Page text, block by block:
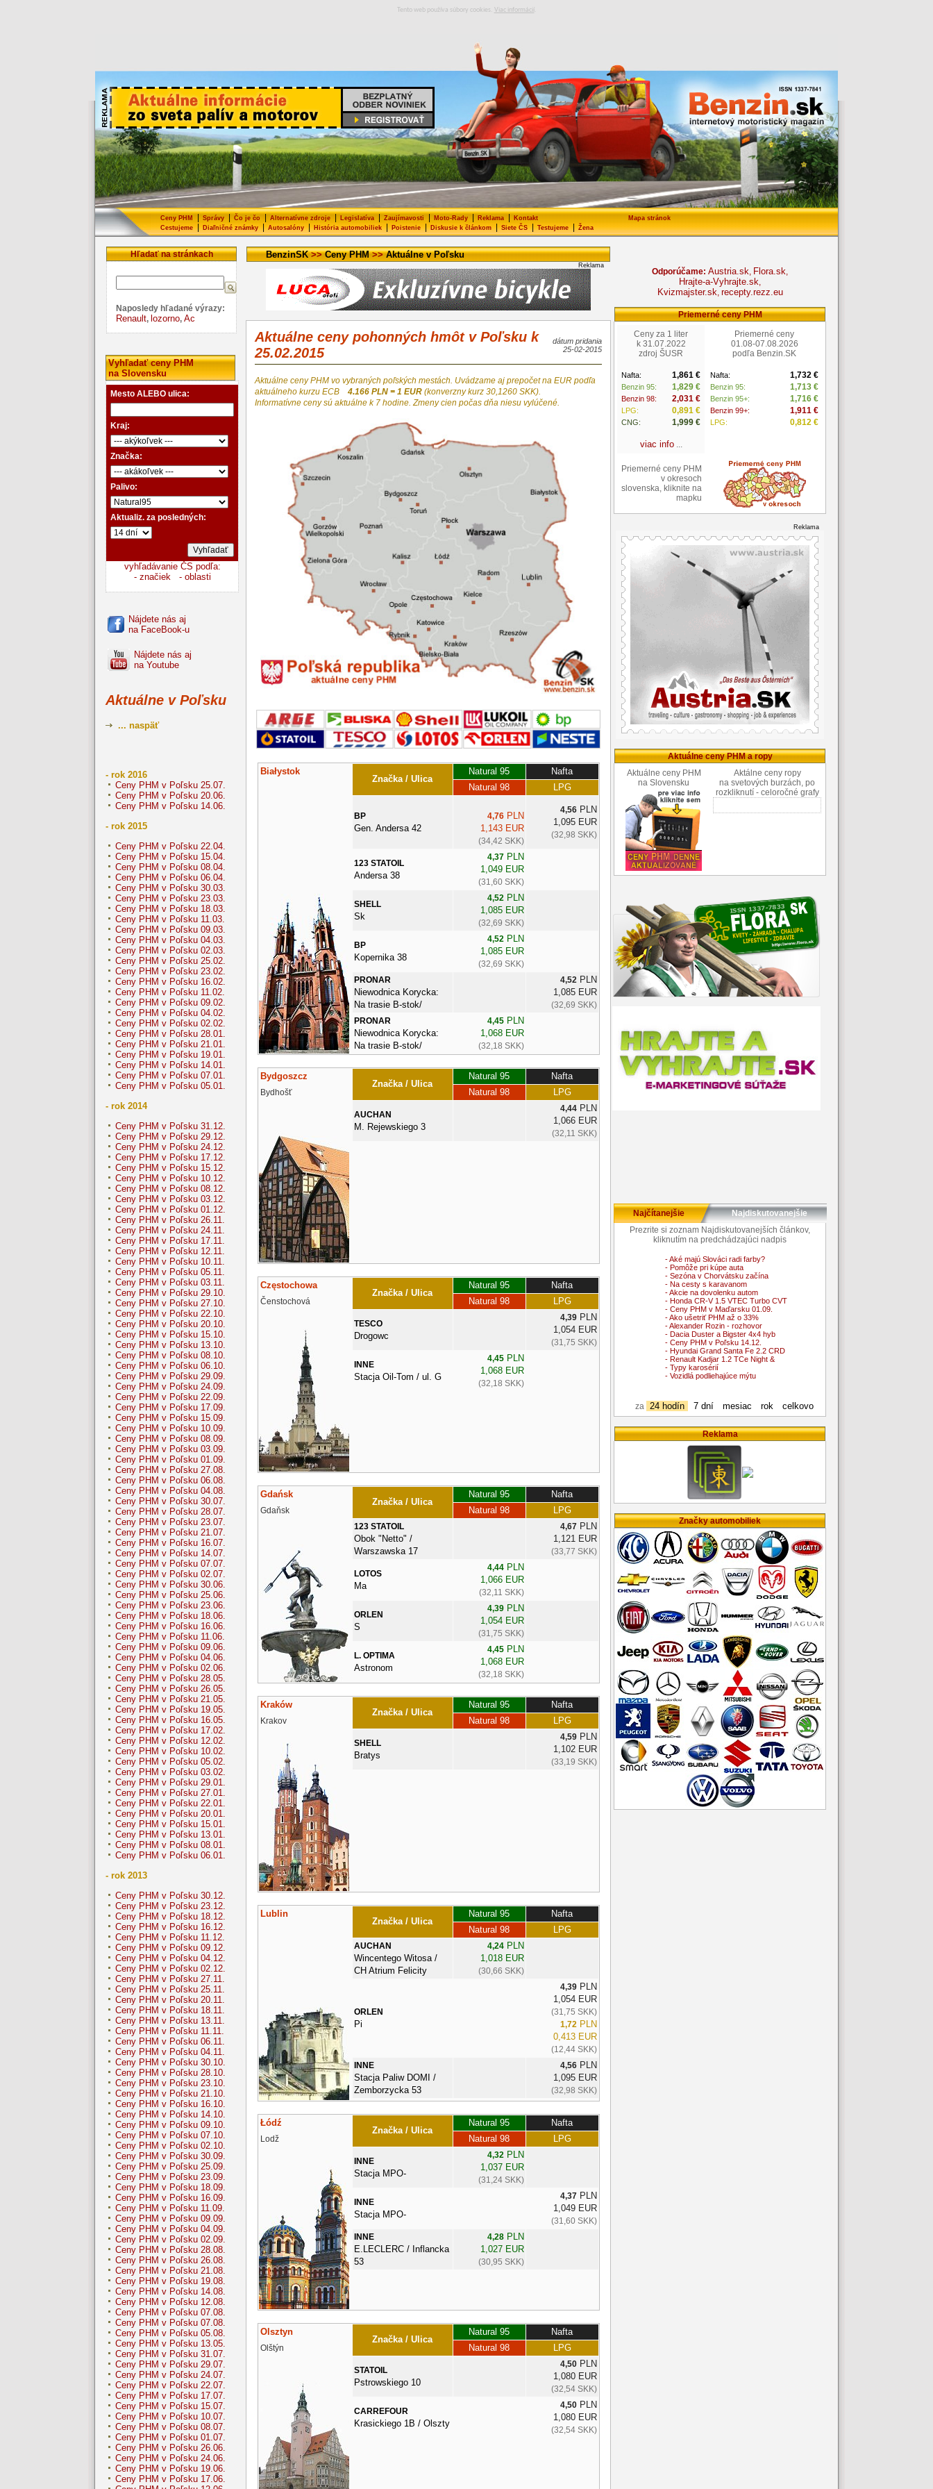
Tento web používa súbory cookies. Viac informácií
Ceny PHM Správy Čo je čo Alternatívne zdroje Legislatíva Zaujímavosti Moto-Rady Reklama Kontakt
Mapa stránok
Cestujeme| Diaľničné známky| Autosalóny| História automobiliek| Poistenie| Diskusie k článkom| Siete ČS| Testujeme| Žena
Hľadať na stránkach
Naposledy hľadané výrazy:
Renault, lozorno, Ac
Vyhľadať ceny PHM
na Slovensku
Mesto ALEBO ulica:
Kraj:
Značka:
Palivo:
Aktualiz. za posledných:
vyhľadávanie ČS podľa:
- značiek
- oblasti
Nájdete nás aj
na FaceBook-u
Nájdete nás aj
na Youtube
Aktuálne v Poľsku
... naspäť
- rok 2016
Ceny PHM v Poľsku 25.07.
Ceny PHM v Poľsku 20.06.
Ceny PHM v Poľsku 14.06.
- rok 2015
Ceny PHM v Poľsku 22.04.
Ceny PHM v Poľsku 15.04.
Ceny PHM v Poľsku 08.04.
Ceny PHM v Poľsku 06.04.
Ceny PHM v Poľsku 30.03.
Ceny PHM v Poľsku 23.03.
Ceny PHM v Poľsku 18.03.
Ceny PHM v Poľsku 11.03.
Ceny PHM v Poľsku 09.03.
Ceny PHM v Poľsku 04.03.
Ceny PHM v Poľsku 02.03.
Ceny PHM v Poľsku 25.02.
Ceny PHM v Poľsku 23.02.
Ceny PHM v Poľsku 16.02.
Ceny PHM v Poľsku 11.02.
Ceny PHM v Poľsku 09.02.
Ceny PHM v Poľsku 04.02.
Ceny PHM v Poľsku 02.02.
Ceny PHM v Poľsku 28.01.
Ceny PHM v Poľsku 21.01.
Ceny PHM v Poľsku 19.01.
Ceny PHM v Poľsku 14.01.
Ceny PHM v Poľsku 07.01.
Ceny PHM v Poľsku 05.01.
- rok 2014
Ceny PHM v Poľsku 31.12.
Ceny PHM v Poľsku 29.12.
Ceny PHM v Poľsku 24.12.
Ceny PHM v Poľsku 17.12.
Ceny PHM v Poľsku 15.12.
Ceny PHM v Poľsku 10.12.
Ceny PHM v Poľsku 08.12.
Ceny PHM v Poľsku 03.12.
Ceny PHM v Poľsku 01.12.
Ceny PHM v Poľsku 26.11.
Ceny PHM v Poľsku 24.11.
Ceny PHM v Poľsku 17.11.
Ceny PHM v Poľsku 12.11.
Ceny PHM v Poľsku 10.11.
Ceny PHM v Poľsku 05.11.
Ceny PHM v Poľsku 03.11.
Ceny PHM v Poľsku 29.10.
Ceny PHM v Poľsku 27.10.
Ceny PHM v Poľsku 22.10.
Ceny PHM v Poľsku 20.10.
Ceny PHM v Poľsku 15.10.
Ceny PHM v Poľsku 13.10.
Ceny PHM v Poľsku 08.10.
Ceny PHM v Poľsku 06.10.
Ceny PHM v Poľsku 29.09.
Ceny PHM v Poľsku 24.09.
Ceny PHM v Poľsku 22.09.
Ceny PHM v Poľsku 17.09.
Ceny PHM v Poľsku 15.09.
Ceny PHM v Poľsku 10.09.
Ceny PHM v Poľsku 08.09.
Ceny PHM v Poľsku 03.09.
Ceny PHM v Poľsku 01.09.
Ceny PHM v Poľsku 27.08.
Ceny PHM v Poľsku 06.08.
Ceny PHM v Poľsku 04.08.
Ceny PHM v Poľsku 30.07.
Ceny PHM v Poľsku 28.07.
Ceny PHM v Poľsku 23.07.
Ceny PHM v Poľsku 21.07.
Ceny PHM v Poľsku 16.07.
Ceny PHM v Poľsku 14.07.
Ceny PHM v Poľsku 07.07.
Ceny PHM v Poľsku 02.07.
Ceny PHM v Poľsku 30.06.
Ceny PHM v Poľsku 25.06.
Ceny PHM v Poľsku 23.06.
Ceny PHM v Poľsku 18.06.
Ceny PHM v Poľsku 16.06.
Ceny PHM v Poľsku 11.06.
Ceny PHM v Poľsku 09.06.
Ceny PHM v Poľsku 04.06.
Ceny PHM v Poľsku 02.06.
Ceny PHM v Poľsku 28.05.
Ceny PHM v Poľsku 26.05.
Ceny PHM v Poľsku 21.05.
Ceny PHM v Poľsku 19.05.
Ceny PHM v Poľsku 16.05.
Ceny PHM v Poľsku 17.02.
Ceny PHM v Poľsku 12.02.
Ceny PHM v Poľsku 10.02.
Ceny PHM v Poľsku 05.02.
Ceny PHM v Poľsku 03.02.
Ceny PHM v Poľsku 29.01.
Ceny PHM v Poľsku 27.01.
Ceny PHM v Poľsku 22.01.
Ceny PHM v Poľsku 20.01.
Ceny PHM v Poľsku 15.01.
Ceny PHM v Poľsku 13.01.
Ceny PHM v Poľsku 08.01.
Ceny PHM v Poľsku 06.01.
- rok 2013
Ceny PHM v Poľsku 30.12.
Ceny PHM v Poľsku 23.12.
Ceny PHM v Poľsku 18.12.
Ceny PHM v Poľsku 16.12.
Ceny PHM v Poľsku 11.12.
Ceny PHM v Poľsku 09.12.
Ceny PHM v Poľsku 04.12.
Ceny PHM v Poľsku 02.12.
Ceny PHM v Poľsku 27.11.
Ceny PHM v Poľsku 25.11.
Ceny PHM v Poľsku 20.11.
Ceny PHM v Poľsku 18.11.
Ceny PHM v Poľsku 13.11.
Ceny PHM v Poľsku 11.11.
Ceny PHM v Poľsku 06.11.
Ceny PHM v Poľsku 04.11.
Ceny PHM v Poľsku 30.10.
Ceny PHM v Poľsku 28.10.
Ceny PHM v Poľsku 23.10.
Ceny PHM v Poľsku 21.10.
Ceny PHM v Poľsku 16.10.
Ceny PHM v Poľsku 14.10.
Ceny PHM v Poľsku 09.10.
Ceny PHM v Poľsku 07.10.
Ceny PHM v Poľsku 02.10.
Ceny PHM v Poľsku 30.09.
Ceny PHM v Poľsku 25.09.
Ceny PHM v Poľsku 23.09.
Ceny PHM v Poľsku 18.09.
Ceny PHM v Poľsku 16.09.
Ceny PHM v Poľsku 11.09.
Ceny PHM v Poľsku 09.09.
Ceny PHM v Poľsku 04.09.
Ceny PHM v Poľsku 02.09.
Ceny PHM v Poľsku 28.08.
Ceny PHM v Poľsku 26.08.
Ceny PHM v Poľsku 21.08.
Ceny PHM v Poľsku 19.08.
Ceny PHM v Poľsku 14.08.
Ceny PHM v Poľsku 12.08.
Ceny PHM v Poľsku 07.08.
Ceny PHM v Poľsku 07.08.
Ceny PHM v Poľsku 05.08.
Ceny PHM v Poľsku 13.05.
Ceny PHM v Poľsku 31.07.
Ceny PHM v Poľsku 29.07.
Ceny PHM v Poľsku 24.07.
Ceny PHM v Poľsku 22.07.
Ceny PHM v Poľsku 17.07.
Ceny PHM v Poľsku 15.07.
Ceny PHM v Poľsku 10.07.
Ceny PHM v Poľsku 08.07.
Ceny PHM v Poľsku 01.07.
Ceny PHM v Poľsku 26.06.
Ceny PHM v Poľsku 24.06.
Ceny PHM v Poľsku 19.06.
Ceny PHM v Poľsku 17.06.
BenzinSK>>Ceny PHM>>Aktuálne v Poľsku
Reklama
Aktuálne ceny pohonných hmôt v Poľsku k
25.02.2015
dátum pridania
25-02-2015
Aktuálne ceny PHM vo vybraných poľských mestách. Uvádzame aj prepočet na EUR podľa
aktuálneho kurzu ECB 4.166 PLN = 1 EUR (konverzny kurz 30,1260 SKK).
Informatívne ceny sú aktuálne k 7 hodine. Zmeny cien počas dňa niesu vylúčené.
Białystok
Značka / Ulica
Natural 95
Nafta
Natural 98
LPG
BP
Gen. Andersa 42
4,76PLN
1,143 EUR
(34,42 SKK)
4,56PLN
1,095 EUR
(32,98 SKK)
123 STATOIL
Andersa 38
4,37PLN
1,049 EUR
(31,60 SKK)
SHELL
Sk
4,52 PLN
1,085 EUR
(32,69 SKK)
BP
Kopernika 38
4,52 PLN
1,085 EUR
(32,69 SKK)
PRONAR
Niewodnica Korycka:
Na trasie B-stok/
4,52 PLN
1,085 EUR
(32,69 SKK)
PRONAR
Niewodnica Korycka:
Na trasie B-stok/
4,45PLN
1,068 EUR
(32,18 SKK)
Bydgoszcz
Značka / Ulica
Natural 95 Nafta
Bydhošť Natural 98 LPG
AUCHAN
M. Rejewskiego 3
4,44PLN
1,066 EUR
(32,11 SKK)
Częstochowa
Značka / Ulica
Natural 95 Nafta
Čenstochová Natural 98 LPG
TESCO
Drogowc
4,39PLN
1,054 EUR
(31,75 SKK)
INNE
Stacja Oil-Tom / ul. G
4,45PLN
1,068 EUR
(32,18 SKK)
Gdańsk
Značka / Ulica
Natural 95 Nafta
Gdaňsk Natural 98 LPG
123 STATOIL
Obok "Netto" /
Warszawska 17
4,67PLN
1,121 EUR
(33,77 SKK)
LOTOS
Ma
4,44PLN
1,066 EUR
(32,11 SKK)
ORLEN
S
4,39PLN
1,054 EUR
(31,75 SKK)
L. OPTIMA
Astronom
4,45PLN
1,068 EUR
(32,18 SKK)
Kraków
Značka / Ulica
Natural 95 Nafta
Krakov Natural 98 LPG
SHELL
Bratys
4,59PLN
1,102 EUR
(33,19 SKK)
Lublin
Značka / Ulica
Natural 95
Nafta
Natural 98
LPG
AUCHAN
Wincentego Witosa /
CH Atrium Felicity
4,24PLN
1,018 EUR
(30,66 SKK)
ORLEN
Pi
4,39PLN
1,054 EUR
(31,75 SKK)
1,72 PLN
0,413 EUR
(12,44 SKK)
INNE
Stacja Paliw DOMI /
Zemborzycka 53
4,56PLN
1,095 EUR
(32,98 SKK)
Łódź
Značka / Ulica
Natural 95 Nafta
Lodž Natural 98 LPG
INNE
Stacja MPO-
4,32 PLN
1,037 EUR
(31,24 SKK)
INNE
Stacja MPO-
4,37PLN
1,049 EUR
(31,60 SKK)
INNE
E.LECLERC / Inflancka
53
4,28PLN
1,027 EUR
(30,95 SKK)
Olsztyn
Značka / Ulica
Natural 95 Nafta
Olštýn Natural 98 LPG
STATOIL
Pstrowskiego 10
4,50PLN
1,080 EUR
(32,54 SKK)
CARREFOUR
Krasickiego 1B / Olszty
4,50PLN
1,080 EUR
(32,54 SKK)
Odporúčame: Austria.sk, Flora.sk,
Hrajte-a-Vyhrajte.sk,
Kvizmajster.sk, recepty.rezz.eu
Priemerné ceny PHM
Ceny za 1 liter
k 31.07.2022
zdroj ŠUSR
Nafta: 1,861 €
Benzin 95: 1,829 €
Benzin 98: 2,031 €
LPG: 0,891 €
CNG: 1,999 €
viac info...
Priemerné ceny
01.08-07.08.2026
podľa Benzin.SK
Nafta: 1,732 €
Benzin 95: 1,713 €
Benzin 95+: 1,716 €
Benzin 99+: 1,911 €
LPG: 0,812 €
Priemerné ceny PHM
v okresoch
slovenska, kliknite na
mapku
Reklama
Aktuálne ceny PHM a ropy
Aktuálne ceny PHM
na Slovensku
Aktálne ceny ropy
na svetových burzách, po
rozkliknutí - celoročné grafy
Najčítanejšie
Najdiskutovanejšie
Prezrite si zoznam Najdiskutovanejších článkov,
kliknutím na predchádzajúci nadpis
- Aké majú Slováci radi farby?
- Pomôže pri kúpe auta
- Sezóna v Chorvátsku začína
- Na cesty s karavanom
- Akcie na dovolenku autom
- Honda CR-V 1.5 VTEC Turbo CVT
- Ceny PHM v Maďarsku 01.09.
- Ako ušetriť PHM až o 33%
- Alexander Rozin - rozhovor
- Dacia Duster a Bigster 4x4 hyb
- Ceny PHM v Poľsku 14.12.
- Hyundai Grand Santa Fe 2.2 CRD
- Renault Kadjar 1.2 TCe Night &
- Typy karosérií
- Vozidlá podliehajúce mýtu
za 24 hodín 7 dní mesiac rok celkovo
Reklama
Značky automobiliek